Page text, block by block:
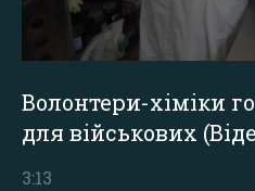
Волонтери-хіміки
для військових
3:13